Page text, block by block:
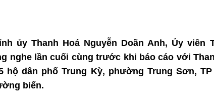
ủy Thanh Hoá Nguyễn Doãn Anh, Ủy viên
nghe lần cuối cùng trước khi báo cáo với
hộ dân phố Trung Kỳ, phường Trung Sơn, TP
biển.